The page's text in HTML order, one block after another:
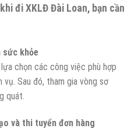
đi XKLĐ Đài Loan, bạn cần
sức khỏe
chọn các công việc phù hợp
Sau đó, tham gia vòng sơ
quát.
và thi tuyển đơn hàng